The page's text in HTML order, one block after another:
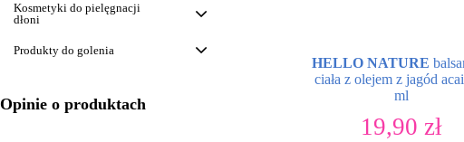
HELLO NATURE
ciała z olejem z jagód
ml
19,90zł
Kosmetyki do pielęgnacji
dłoni
Produkty do golenia
Opinie o produktach